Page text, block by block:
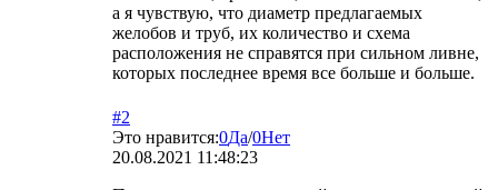
а я чувствую, что диаметр предлагаемых
желобов и труб, их количество и схема
расположения не справятся при сильном ливне,
которых последнее время все больше и больше.
#2
Это нравится:0Да/0Нет
20.08.2021 11:48:23